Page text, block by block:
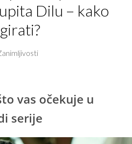
Dilu – kako
vas očekuje u
serije